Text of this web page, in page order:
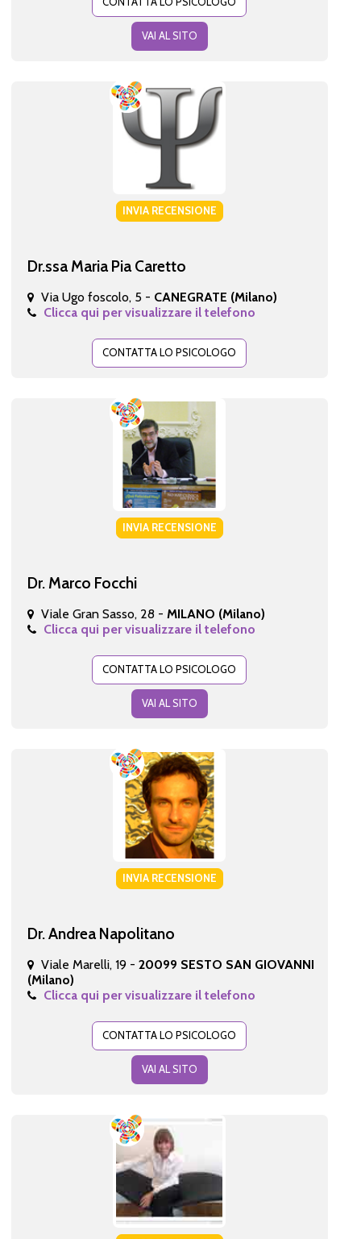
VAI AL SITO
INVIA RECENSIONE
Dr.ssa Maria Pia Caretto
Via Ugo foscolo, 5 - CANEGRATE (Milano)
Clicca qui per visualizzare il telefono
CONTATTA LO PSICOLOGO
INVIA RECENSIONE
Dr. Marco Focchi
Viale Gran Sasso, 28 - MILANO (Milano)
Clicca qui per visualizzare il telefono
CONTATTA LO PSICOLOGO
VAI AL SITO
INVIA RECENSIONE
Dr. Andrea Napolitano
Viale Marelli, 19 - 20099 SESTO SAN GIOVANNI
(Milano)
Clicca qui per visualizzare il telefono
CONTATTA LO PSICOLOGO
VAI AL SITO